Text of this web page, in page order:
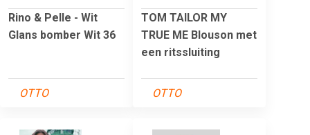
Rino & Pelle - Wit
Glans bomber Wit 36
OTTO
TOM TAILOR MY
TRUE ME Blouson met
een ritssluiting
OTTO